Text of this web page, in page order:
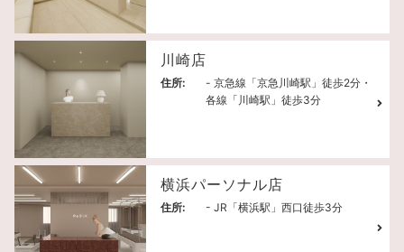
川崎店
住所:
- 京急線「京急川崎駅」徒歩2分・
各線「川崎駅」徒歩3分
横浜パーソナル店
住所: - JR「横浜駅」西口徒歩3分